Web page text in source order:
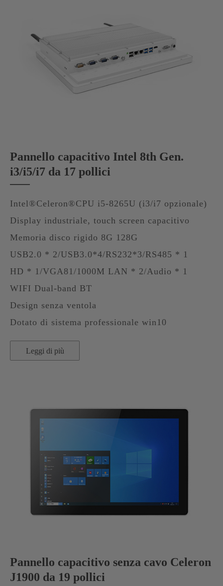
Pannello capacitivo Intel 8th Gen.
i3/i5/i7 da 17 pollici
Intel®Celeron®CPU i5-8265U (i3/i7 opzionale)
Display industriale, touch screen capacitivo
Memoria disco rigido 8G 128G
USB2.0 * 2/USB3.0*4/RS232*3/RS485 * 1
HD * 1/VGA81/1000M LAN * 2/Audio * 1
WIFI Dual-band BT
Design senza ventola
Dotato di sistema professionale win10
Leggi di più
Pannello capacitivo senza cavo Celeron
J1900 da 19 pollici